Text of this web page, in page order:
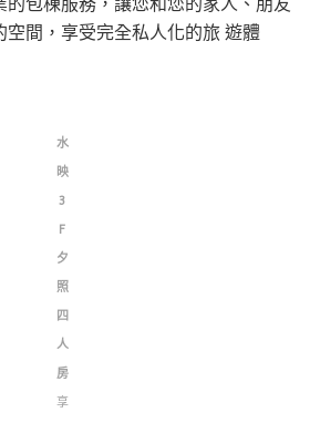
空間，享受完全私人化的旅 遊體
水
映
3
F
夕
照
四
人
房
享